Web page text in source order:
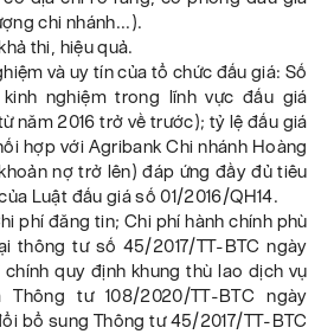
chi nhánh...).
thi, hiệu quả.
và uy tín của tổ chức đấu giá: Số
nghiệm trong lĩnh vực đấu giá
năm 2016 trở về trước); tỷ lệ đấu giá
hợp với Agribank Chi nhánh Hoàng
nợ trở lên) đáp ứng đầy đủ tiêu
Luật đấu giá số 01/2016/QH14.
phí đăng tin; Chi phí hành chính phù
thông tư số 45/2017/TT-BTC ngày
chính quy định khung thù lao dịch vụ
tư 108/2020/TT-BTC ngày
bổ sung Thông tư 45/2017/TT-BTC